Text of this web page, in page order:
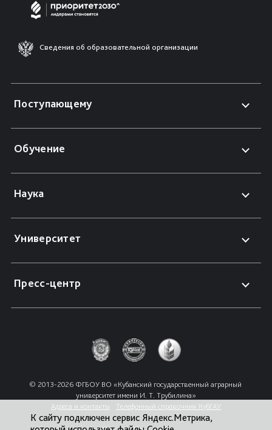
Сведения об образовательной организации
Поступающему
Обучение
Наука
Университет
Пресс-центр
© 2013-2026 ФГБОУ ВО «Кубанский государственный аграрный
университет имени И. Т. Трубилина»
Адреса и контакты
Телефонный справочник КубГАУ
К сайту подключен сервис Яндекс.Метрика,